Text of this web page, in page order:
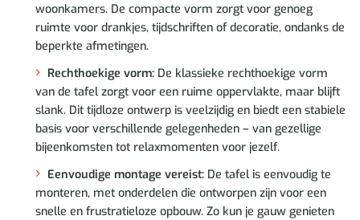
woonkamers. De compacte vorm zorgt voor genoeg
ruimte voor drankjes, tijdschriften of decoratie, ondanks de
beperkte afmetingen.
Rechthoekige vorm:De klassieke rechthoekige vorm
van de tafel zorgt voor een ruime oppervlakte, maar blijft
slank. Dit tijdloze ontwerp is veelzijdig en biedt een stabiele
basis voor verschillende gelegenheden – van gezellige
bijeenkomsten tot relaxmomenten voor jezelf.
Eenvoudige montage vereist:De tafel is eenvoudig te
monteren, met onderdelen die ontworpen zijn voor een
snelle en frustratieloze opbouw. Zo kun je gauw genieten